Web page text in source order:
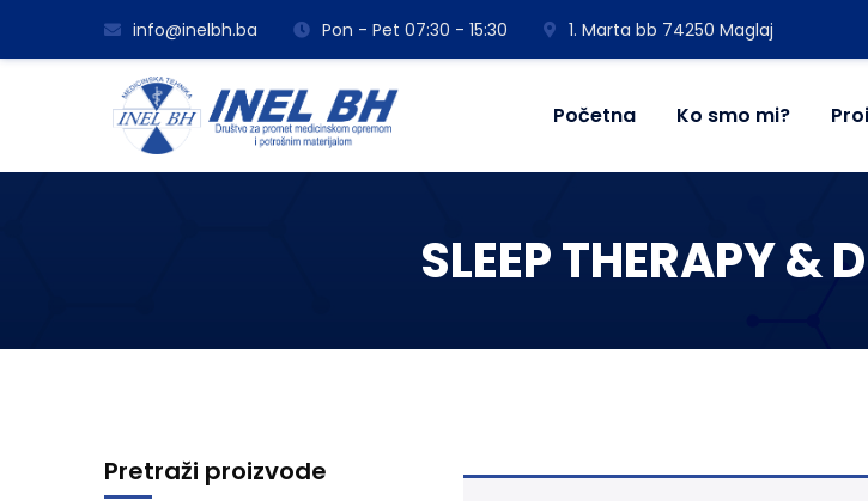
info@inelbh.ba Pon - Pet 07:30 - 15:30 1. Marta bb 74250 Maglaj
Početna Ko smo mi?
SLEEP THERAPY &
Pretraži proizvode